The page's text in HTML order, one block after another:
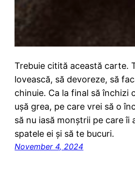
Trebuie citită această carte.
lovească, să devoreze, să
chinuie. Ca la final să închizi
ușă grea, pe care vrei să o
să nu iasă monștrii pe care îi
spatele ei și să te bucuri.
November 4, 2024